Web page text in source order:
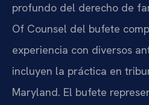
profundo del derecho de
Of Counsel del bufete
experiencia con diversos
incluyen la práctica en
Maryland. El bufete